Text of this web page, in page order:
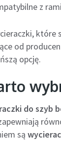
z
które
od
opcję.
do szyb
są